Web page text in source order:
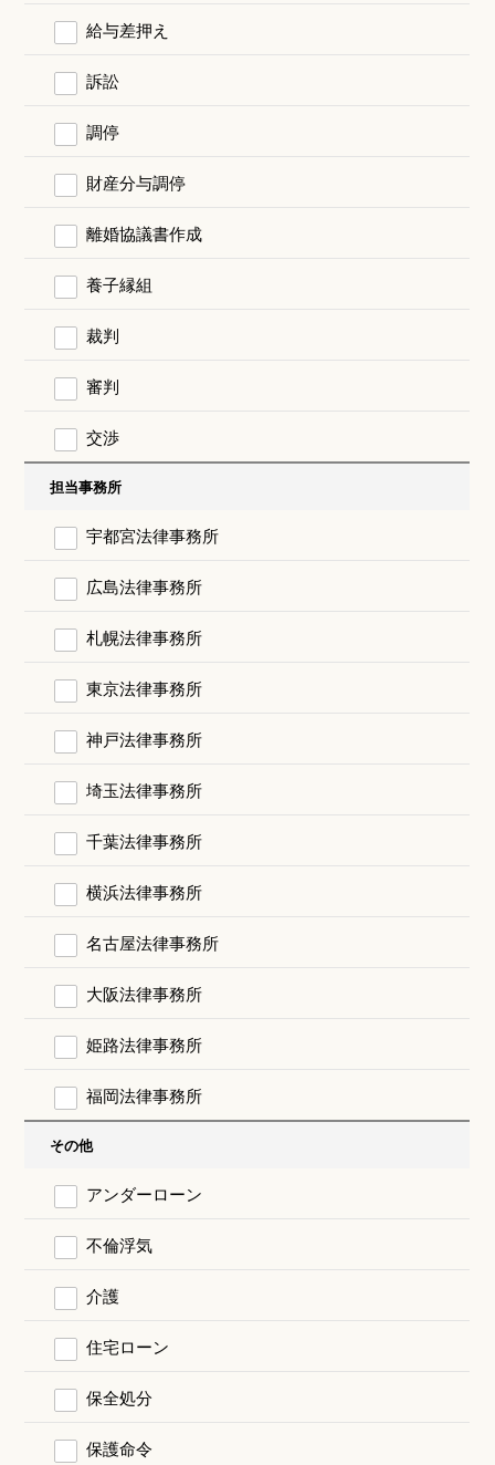
給与差押え
訴訟
調停
財産分与調停
離婚協議書作成
養子縁組
裁判
審判
交渉
担当事務所
宇都宮法律事務所
広島法律事務所
札幌法律事務所
東京法律事務所
神戸法律事務所
埼玉法律事務所
千葉法律事務所
横浜法律事務所
名古屋法律事務所
大阪法律事務所
姫路法律事務所
福岡法律事務所
その他
アンダーローン
不倫浮気
介護
住宅ローン
保全処分
保護命令